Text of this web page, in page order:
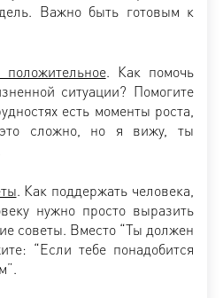
Важно быть готовым к
положительное. Как помочь
ситуации? Помогите
есть моменты роста,
сложно, но я вижу, ты
. Как поддержать человека,
нужно просто выразить
советы. Вместо “Ты должен
“Если тебе понадобится